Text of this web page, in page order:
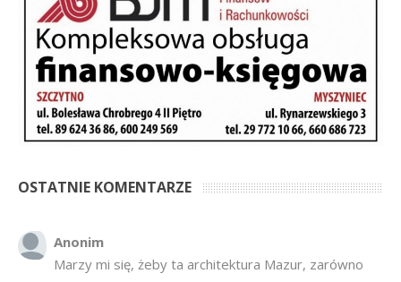
OSTATNIE KOMENTARZE
Anonim
Marzy mi się, żeby ta architektura Mazur, zarówno